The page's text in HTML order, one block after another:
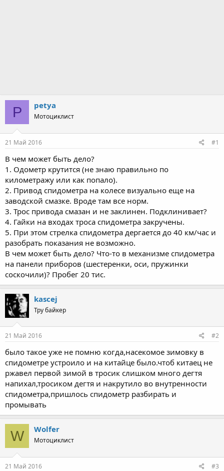
P petya
Мотоциклист
21 Май 2016 #1
В чем может быть дело?
1. Одометр крутится (не знаю правильно по
километражу или как попало).
2. Привод спидометра на колесе визуально еще на
заводской смазке. Вроде там все норм.
3. Трос привода смазан и не заклинен. Подклинивает?
4. Гайки на входах троса спидометра закручены.
5. При этом стрелка спидометра дергается до 40 км/час и
разобрать показания не возможно.
В чем может быть дело? Что-то в механизме спидометра
на панели приборов (шестеренки, оси, пружинки
соскочили)? Пробег 20 тис.
kascej
Тру байкер
21 Май 2016 #2
было такое уже не помню когда,насекомое зимовку в
спидометре устроило и на китайце было.чтоб китаец не
ржавел первой зимой в тросик слишком много дегтя
напихал,тросиком дегтя и накрутило во внутренности
спидометра,пришлось спидометр разбирать и
промывать
W Wolfer
Мотоциклист
21 Май 2016 #3